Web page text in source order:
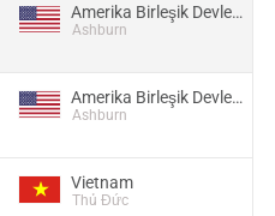
Amerika Birleşik Devletleri
Ashburn
Amerika Birleşik Devletleri
Ashburn
Vietnam
Thủ Đức